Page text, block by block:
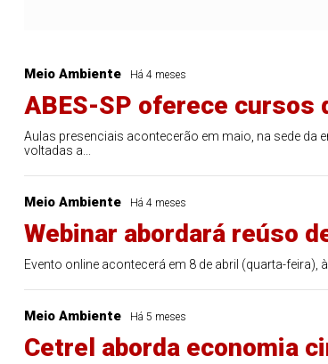
Meio Ambiente Há 4 meses
ABES-SP oferece cursos
Aulas presenciais acontecerão em maio, na sede da
voltadas a...
Meio Ambiente Há 4 meses
Webinar abordará reúso
Evento online acontecerá em 8 de abril (quarta-feira),
Meio Ambiente Há 5 meses
Cetrel aborda economia